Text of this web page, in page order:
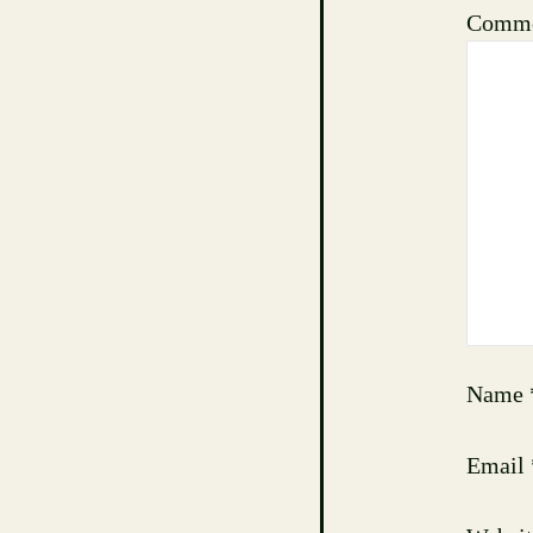
Name
Email